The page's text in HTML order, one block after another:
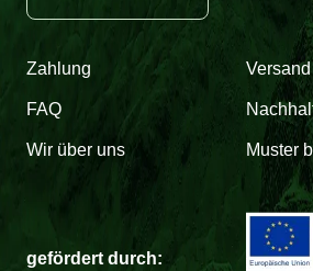
Zahlung Versand
FAQ
Wir über uns Muster
gefördert durch: